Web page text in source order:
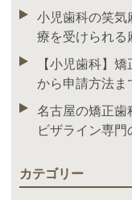
小児歯科の笑
療を受けられる
【小児歯科】
から申請方法ま
名古屋の矯正
ビザライン専門
カテゴリー